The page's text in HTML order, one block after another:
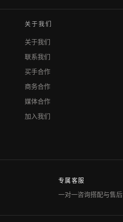
关于我们
关于我们
联系我们
买手合作
商务合作
媒体合作
加入我们
专属客服
一对一咨询搭配与售后